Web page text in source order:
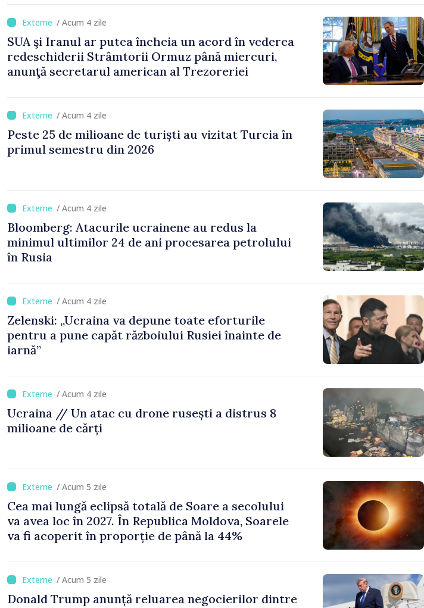
/ Acum 4 zile
SUA şi Iranul ar putea încheia un acord în vederea
redeschiderii Strâmtorii Ormuz până miercuri,
anunţă secretarul american al Trezoreriei
/ Acum 4 zile
Peste 25 de milioane de turiști au vizitat Turcia în
primul semestru din 2026
/ Acum 4 zile
Bloomberg: Atacurile ucrainene au redus la
minimul ultimilor 24 de ani procesarea petrolului
în Rusia
/ Acum 4 zile
Zelenski: „Ucraina va depune toate eforturile
pentru a pune capăt războiului Rusiei înainte de
iarnă”
/ Acum 4 zile
Ucraina // Un atac cu drone rusești a distrus 8
milioane de cărți
/ Acum 5 zile
Cea mai lungă eclipsă totală de Soare a secolului
va avea loc în 2027. În Republica Moldova, Soarele
va fi acoperit în proporție de până la 44%
/ Acum 5 zile
Donald Trump anunță reluarea negocierilor dintre